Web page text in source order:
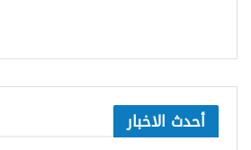
أحدث الاخبار